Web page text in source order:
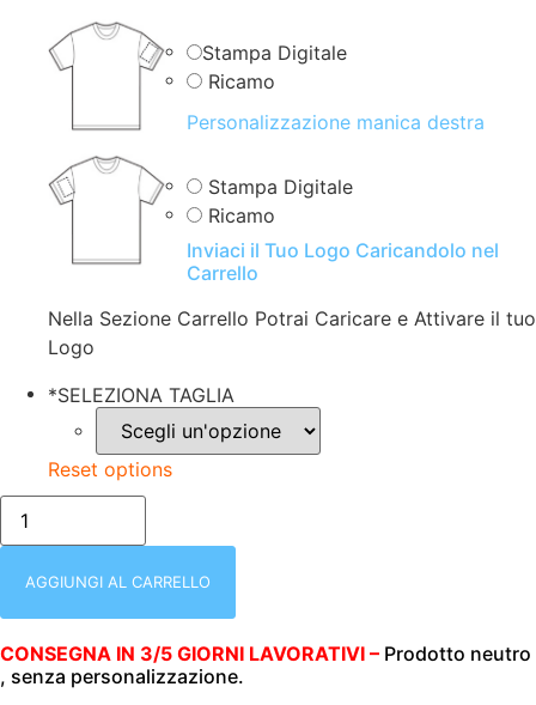
Stampa Digitale
Ricamo
Personalizzazione manica destra
Stampa Digitale
Ricamo
Inviaci il Tuo Logo Caricandolo nel
Carrello
Nella Sezione Carrello Potrai Caricare e Attivare il tuo
Logo
*SELEZIONA TAGLIA
Reset options
FELPA
UNISEX
(UOMO|DONNA)
CON
|
|
280
AGGIUNGI AL CARRELLO
CONSEGNA IN 3/5 GIORNI LAVORATIVI – Prodotto neutro
, senza personalizzazione.